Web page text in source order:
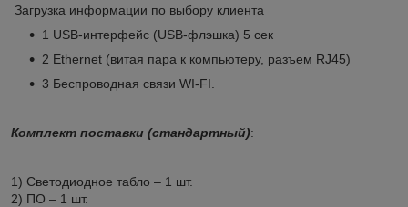
Загрузка информации по выбору клиента
1 USB-интерфейс (USB-флэшка) 5 сек
2 Ethernet (витая пара к компьютеру, разъем RJ45)
3 Беспроводная связи WI-FI.
Комплект поставки (стандартный):
1) Светодиодное табло – 1 шт.
2) ПО – 1 шт.